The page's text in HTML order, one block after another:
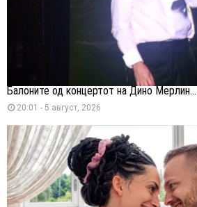
Балоните од концертот на Дино Мерлин...
20:01 - 5 август, 2026